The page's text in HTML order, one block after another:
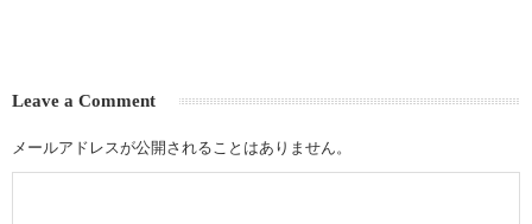
Leave a Comment
メールアドレスが公開されることはありません。